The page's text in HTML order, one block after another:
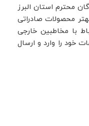
محترم استان البرز
محصولات صادراتی
با مخاطبین خارجی
خود را وارد و ارسال